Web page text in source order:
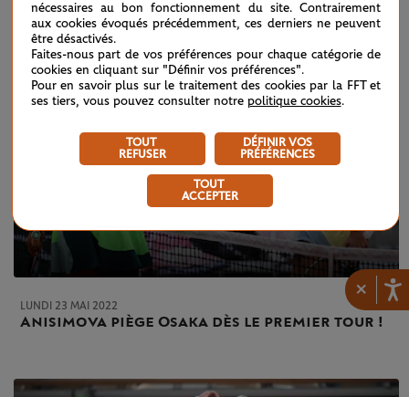
×
LUNDI 23 MAI 2022
Anisimova piège Osaka dès le premier tour !
nécessaires au bon fonctionnement du site. Contrairement
aux cookies évoqués précédemment, ces derniers ne peuvent
être désactivés.
Faites-nous part de vos préférences pour chaque catégorie de
cookies en cliquant sur "Définir vos préférences".
Pour en savoir plus sur le traitement des cookies par la FFT et
ses tiers, vous pouvez consulter notre politique cookies.
TOUT
REFUSER
DÉFINIR VOS
PRÉFÉRENCES
TOUT
ACCEPTER